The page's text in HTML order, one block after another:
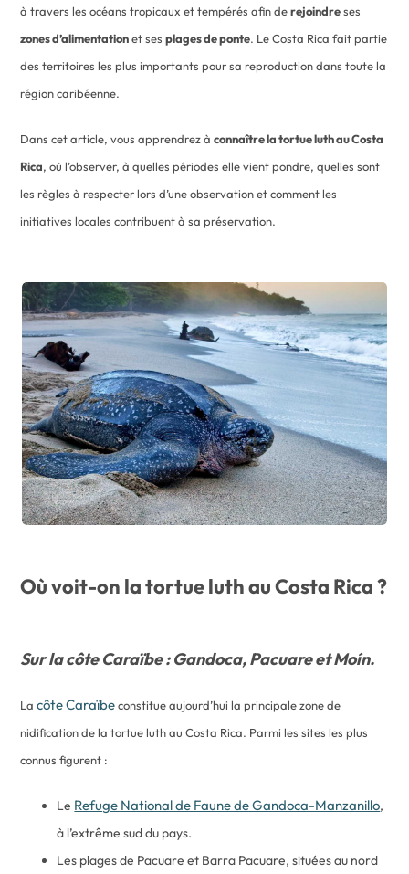
à travers les océans tropicaux et tempérés afin derejoindreses
zones d’alimentationet sesplages de ponte. Le Costa Rica fait partie
des territoires les plus importants pour sa reproduction dans toute la
région caribéenne.
Dans cet article, vous apprendrez àconnaître la tortue luth au Costa
Rica, où l’observer, à quelles périodes elle vient pondre, quelles sont
les règles à respecter lors d’une observation et comment les
initiatives locales contribuent à sa préservation.
Où voit-on la tortue luth au Costa Rica ?
Sur la côte Caraïbe : Gandoca, Pacuare et Moín.
Lacôte Caraïbeconstitue aujourd’hui la principale zone de
nidification de la tortue luth au Costa Rica. Parmi les sites les plus
connus figurent :
Le Refuge National de Faune de Gandoca-Manzanillo,
à l’extrême sud du pays.
Les plages de Pacuare et Barra Pacuare, situées au nord